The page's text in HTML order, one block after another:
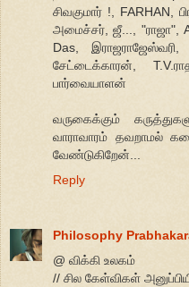
சிவகுமார் !, FARHAN,
அமைச்சர், ஜீ..., "ராஜா",
Das,
சேட்டைக்காரன்,
பார்வையாளன்
வருகைக்கும்
வாராவாரம் தவறாமல்
வேண்டுகிறேன்...
Reply
Philosophy
@ விக்கி உலகம்
// சில கேள்விகள்